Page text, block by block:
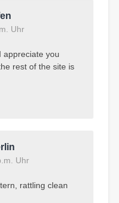
Uhr
appreciate you
rest of the site is
Uhr
rattling clean